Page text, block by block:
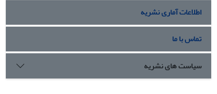
اطلاعات آماری نشریه
تماس با ما
سیاست های نشریه